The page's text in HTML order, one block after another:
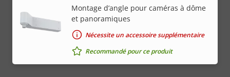
Montage d’angle pour caméras à dôme
et panoramiques
Nécessite un accessoire supplémentaire
Recommandé pour ce produit